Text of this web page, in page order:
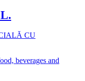
CU
beverages and